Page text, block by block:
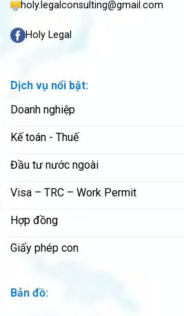
holy.legalconsulting@gmail.com
Holy Legal
Dịch vụ nổi bật:
Doanh nghiệp
Kế toán - Thuế
Đầu tư nước ngoài
Visa – TRC – Work Permit
Hợp đồng
Giấy phép con
Bản đồ: